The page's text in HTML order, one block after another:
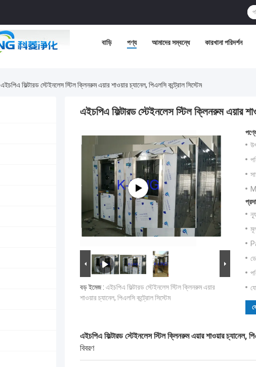
বাড়ি পণ্য আমাদের সম্বন্ধে কারখানা পরিদর্শন
এইচপিএ ফিল্টারড স্টেইনলেস স্টিল ক্লিনরুম এয়ার শাওয়ার চ্যানেল, পিএলসি কন্ট্রোল সিস্টেম
এইচপিএ ফিল্টারড স্টেইনলেস স্টিল ক্লিনরুম এয়ার
বড় ইমেজ : এইচপিএ ফিল্টারড স্টেইনলেস স্টিল ক্লিনরুম এয়ার
শাওয়ার চ্যানেল, পিএলসি কন্ট্রোল সিস্টেম
এইচপিএ ফিল্টারড স্টেইনলেস স্টিল ক্লিনরুম এয়ার শাওয়ার চ্যানেল,
বিবরণ